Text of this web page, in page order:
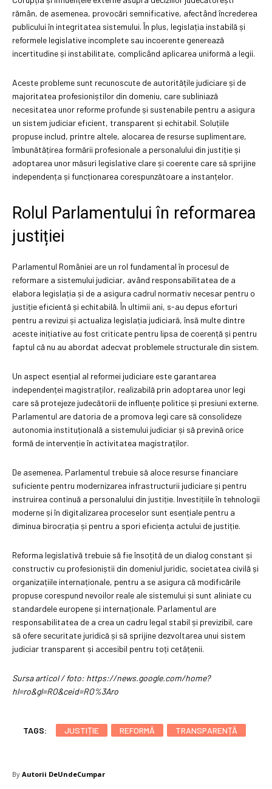
rămân, de asemenea, provocări semnificative, afectând încrederea
publicului în integritatea sistemului. În plus, legislația instabilă și
reformele legislative incomplete sau incoerente generează
incertitudine și instabilitate, complicând aplicarea uniformă a legii.
Aceste probleme sunt recunoscute de autoritățile judiciare și de
majoritatea profesioniștilor din domeniu, care subliniază
necesitatea unor reforme profunde și sustenabile pentru a asigura
un sistem judiciar eficient, transparent și echitabil. Soluțiile
propuse includ, printre altele, alocarea de resurse suplimentare,
îmbunătățirea formării profesionale a personalului din justiție și
adoptarea unor măsuri legislative clare și coerente care să sprijine
independența și funcționarea corespunzătoare a instanțelor.
Rolul Parlamentului în reformarea
justiției
Parlamentul României are un rol fundamental în procesul de
reformare a sistemului judiciar, având responsabilitatea de a
elabora legislația și de a asigura cadrul normativ necesar pentru o
justiție eficientă și echitabilă. În ultimii ani, s-au depus eforturi
pentru a revizui și actualiza legislația judiciară, însă multe dintre
aceste inițiative au fost criticate pentru lipsa de coerență și pentru
faptul că nu au abordat adecvat problemele structurale din sistem.
Un aspect esențial al reformei judiciare este garantarea
independenței magistraților, realizabilă prin adoptarea unor legi
care să protejeze judecătorii de influențe politice și presiuni externe.
Parlamentul are datoria de a promova legi care să consolideze
autonomia instituțională a sistemului judiciar și să prevină orice
formă de intervenție în activitatea magistraților.
De asemenea, Parlamentul trebuie să aloce resurse financiare
suficiente pentru modernizarea infrastructurii judiciare și pentru
instruirea continuă a personalului din justiție. Investițiile în tehnologii
moderne și în digitalizarea proceselor sunt esențiale pentru a
diminua birocrația și pentru a spori eficiența actului de justiție.
Reforma legislativă trebuie să fie însoțită de un dialog constant și
constructiv cu profesioniștii din domeniul juridic, societatea civilă și
organizațiile internaționale, pentru a se asigura că modificările
propuse corespund nevoilor reale ale sistemului și sunt aliniate cu
standardele europene și internaționale. Parlamentul are
responsabilitatea de a crea un cadru legal stabil și previzibil, care
să ofere securitate juridică și să sprijine dezvoltarea unui sistem
judiciar transparent și accesibil pentru toți cetățenii.
Sursa articol / foto: https://news.google.com/home?
hl=ro&gl=RO&ceid=RO%3Aro
TAGS: JUSTIȚIE REFORMĂ TRANSPARENȚĂ
By Autorii DeUndeCumpar